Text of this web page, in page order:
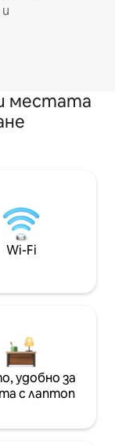
местата
Wi-Fi
удобно за
с лаптоп